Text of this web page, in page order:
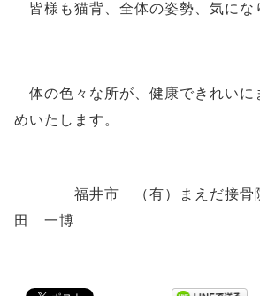
皆様も猫背、全体の姿勢、気にな
体の色々な所が、健康できれいに
めいたします。
福井市 （有）まえだ接
田 一博